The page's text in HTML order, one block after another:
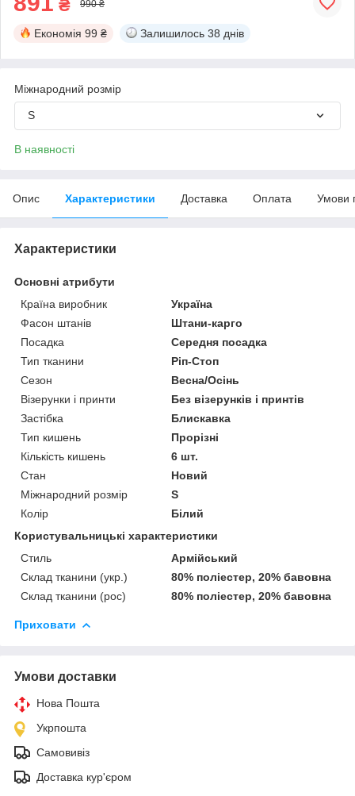
₴ 990 ₴
Економія 99 ₴ Залишилось 38 днів
Міжнародний розмір
S
В наявності
Опис Характеристики Доставка Оплата Умови
Характеристики
Основні атрибути
Країна виробник
Україна
Фасон штанів
Штани-карго
Посадка
Середня посадка
Тип тканини
Ріп-Стоп
Сезон
Весна/Осінь
Візерунки і принти
Без візерунків і принтів
Застібка
Блискавка
Тип кишень
Прорізні
Кількість кишень
6 шт.
Стан
Новий
Міжнародний розмір
S
Колір
Білий
Користувальницькі характеристики
Стиль
Армійський
Склад тканини (укр.)
80% поліестер, 20% бавовна
Склад тканини (рос)
80% поліестер, 20% бавовна
Приховати
Умови доставки
Нова Пошта
Укрпошта
Самовивіз
Доставка кур'єром